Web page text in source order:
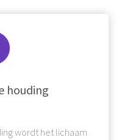
houding
wordt het lichaam